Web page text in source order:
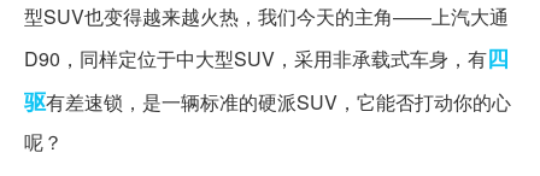
型SUV也变得越来越火热，我们今天的主角——上汽大通
D90，同样定位于中大型SUV，采用非承载式车身，有四
驱有差速锁，是一辆标准的硬派SUV，它能否打动你的心
呢？